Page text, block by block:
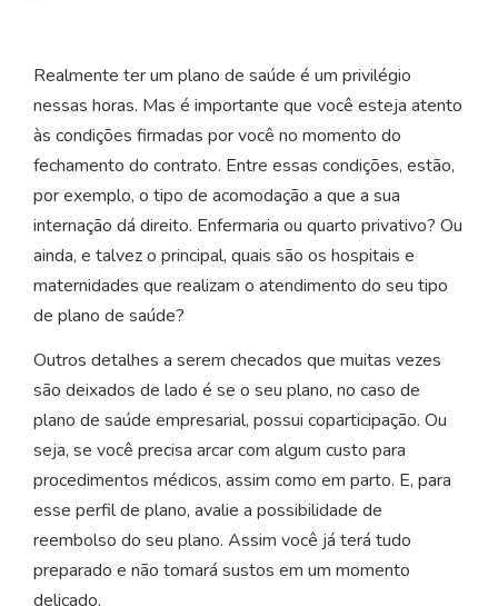
Realmente ter um plano de saúde é um privilégio
nessas horas. Mas é importante que você esteja atento
às condições firmadas por você no momento do
fechamento do contrato. Entre essas condições, estão,
por exemplo, o tipo de acomodação a que a sua
internação dá direito. Enfermaria ou quarto privativo? Ou
ainda, e talvez o principal, quais são os hospitais e
maternidades que realizam o atendimento do seu tipo
de plano de saúde?
Outros detalhes a serem checados que muitas vezes
são deixados de lado é se o seu plano, no caso de
plano de saúde empresarial, possui coparticipação. Ou
seja, se você precisa arcar com algum custo para
procedimentos médicos, assim como em parto. E, para
esse perfil de plano, avalie a possibilidade de
reembolso do seu plano. Assim você já terá tudo
preparado e não tomará sustos em um momento
delicado.